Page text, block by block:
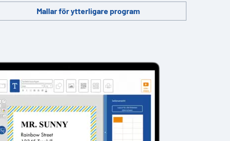
Mallar för ytterligare program